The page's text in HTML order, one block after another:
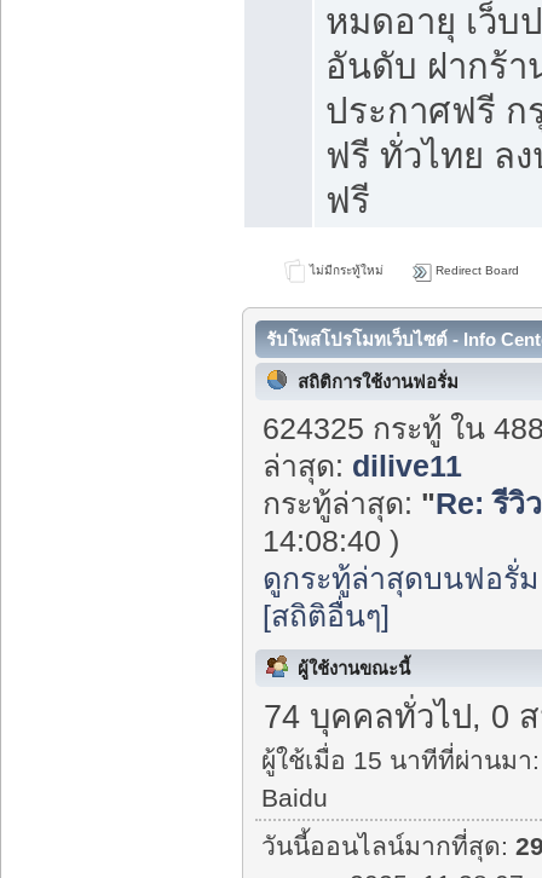
หมดอายุ เว็บ
อันดับ ฝากร้า
ประกาศฟรี ก
ฟรี ทั่วไทย ล
ฟรี
ไม่มีกระทู้ใหม่ Redirect Board
รับโพสโปรโมทเว็บไซต์ - Info
สถิติการใช้งานฟอรั่ม
624325 กระทู้ ใน
ล่าสุด: dilive11
กระทู้ล่าสุด: "Re: รีวิ
14:08:40 )
ดูกระทู้ล่าสุดบนฟอรั่ม
[สถิติอื่นๆ]
ผู้ใช้งานขณะนี้
74 บุคคลทั่วไป, 0
ผู้ใช้เมื่อ 15 นาทีที่ผ่านมา:
Baidu
วันนี้ออนไลน์มากที่สุด: